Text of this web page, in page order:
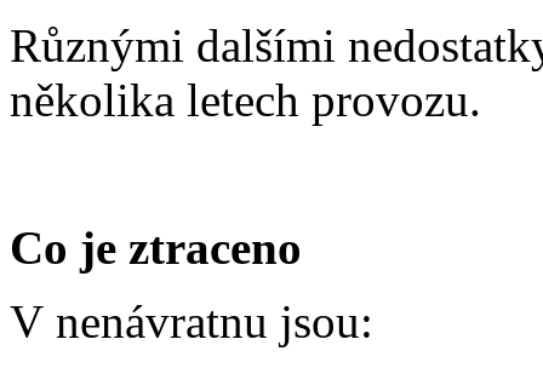
Různými dalšími
několika letech provozu.
Co je ztraceno
V nenávratnu jsou: